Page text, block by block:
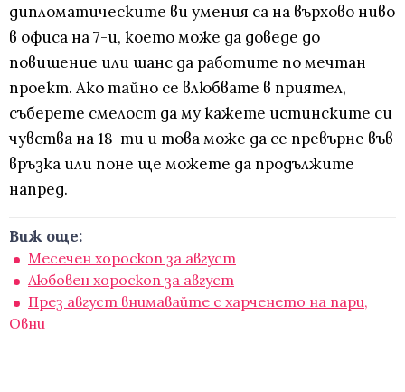
дипломатическите ви умения са на върхово ниво
в офиса на 7-и, което може да доведе до
повишение или шанс да работите по мечтан
проект. Ако тайно се влюбвате в приятел,
съберете смелост да му кажете истинските си
чувства на 18-ти и това може да се превърне във
връзка или поне ще можете да продължите
напред.
Виж още:
Месечен хороскоп за август
Любовен хороскоп за август
През август внимавайте с харченето на пари,
Овни